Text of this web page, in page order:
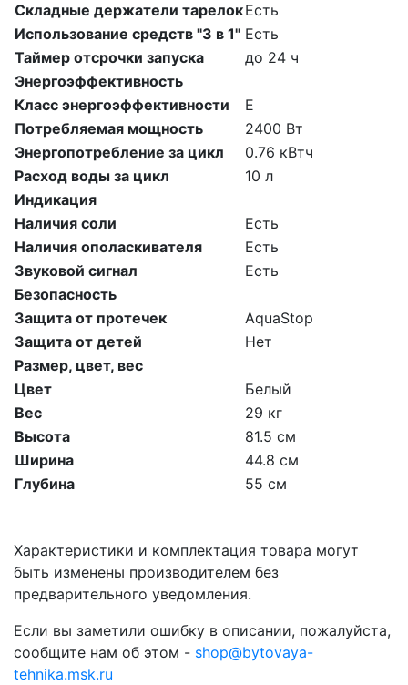
Складные держатели тарелокЕсть
Использование средств "3 в 1" Есть
Таймер отсрочки запуска
до 24 ч
Энергоэффективность
Класс энергоэффективности
Е
Потребляемая мощность
2400 Вт
Энергопотребление за цикл
0.76 кВтч
Расход воды за цикл
10 л
Индикация
Наличия соли
Есть
Наличия ополаскивателя
Есть
Звуковой сигнал
Есть
Безопасность
Защита от протечек
AquaStop
Защита от детей
Нет
Размер, цвет, вес
Цвет
Белый
Вес
29 кг
Высота
81.5 см
Ширина
44.8 см
Глубина
55 см
Характеристики и комплектация товара могут
быть изменены производителем без
предварительного уведомления.
Если вы заметили ошибку в описании, пожалуйста,
сообщите нам об этом - shop@bytovaya-
tehnika.msk.ru